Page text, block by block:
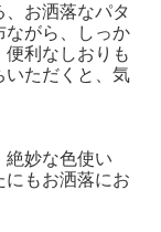
お洒落なパタ
ながら、しっか
便利なしおりも
いただくと、気
絶妙な色使い
にもお洒落にお